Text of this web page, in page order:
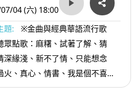
04 (六) 18:00
題:
※金曲與經典華語流行歌
眾點歌：麻糬、試著了解、猜
深緣淺、新不了情、只能想念
火、真心、情書、我是個不喜歡
人、愛情、祝你幸福、往事只能